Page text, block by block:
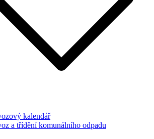
kalendář
a třídění komunálního odpadu